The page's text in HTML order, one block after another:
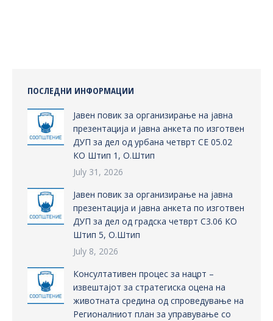
ПОСЛЕДНИ ИНФОРМАЦИИ
Јавен повик за организирање на јавна
презентација и јавна анкета по изготвен
ДУП за дел од урбана четврт СЕ 05.02
КО Штип 1, О.Штип
July 31, 2026
Јавен повик за организирање на јавна
презентација и јавна анкета по изготвен
ДУП за дел од градска четврт С3.06 КО
Штип 5, О.Штип
July 8, 2026
Консултативен процес за нацрт –
извештајот за стратегиска оцена на
животната средина од спроведување на
Регионалниот план за управување со